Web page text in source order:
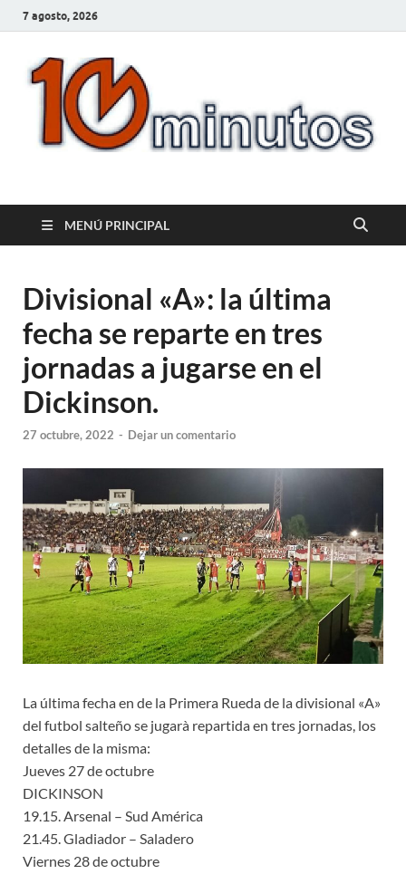
7 agosto, 2026
10minutos.com.uy
MENÚ PRINCIPAL
Divisional «A»: la última
fecha se reparte en tres
jornadas a jugarse en el
Dickinson.
27 octubre, 2022 - Dejar un comentario
La última fecha en de la Primera Rueda de la divisional «A»
del futbol salteño se jugarà repartida en tres jornadas, los
detalles de la misma:
Jueves 27 de octubre
DICKINSON
19.15. Arsenal – Sud América
21.45. Gladiador – Saladero
Viernes 28 de octubre